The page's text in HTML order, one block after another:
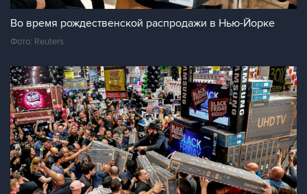
Во время рождественской распродажи в Нью-Йорке
Фото: Reuters